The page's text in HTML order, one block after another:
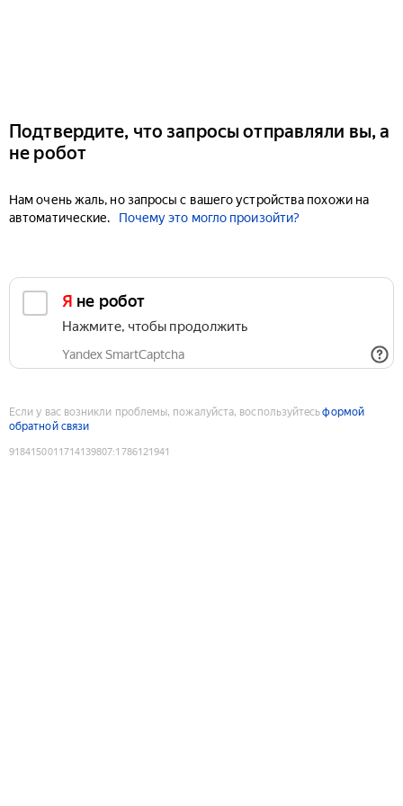
Подтвердите, что запросы отправляли вы, а
не робот
Нам очень жаль, но запросы с вашего устройства похожи на
автоматические.
Почему это могло произойти?
Я не робот
Нажмите, чтобы продолжить
Yandex SmartCaptcha
Если у вас возникли проблемы, пожалуйста, воспользуйтесьформой
обратной связи
9184150011714139807:1786121941